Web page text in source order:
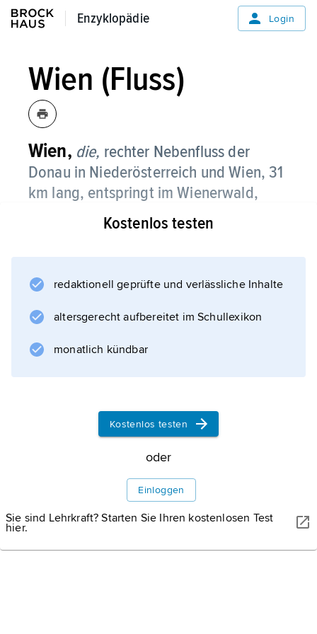
Enzyklopädie
Enzyklopädie Login
Wien (Fluss)
Wien, die, rechter Nebenfluss der
Donau in Niederösterreich und Wien, 31
km lang, entspringt im Wienerwald,
mündet im Wiener Stadtzentrum in den
Donaukanal.
Weitere Medien
Kostenlos testen
redaktionell geprüfte und verlässliche Inhalte
altersgerecht aufbereitet im Schullexikon
monatlich kündbar
Kostenlos testen
oder
Einloggen
Sie sind Lehrkraft? Starten Sie Ihren kostenlosen Test
hier.